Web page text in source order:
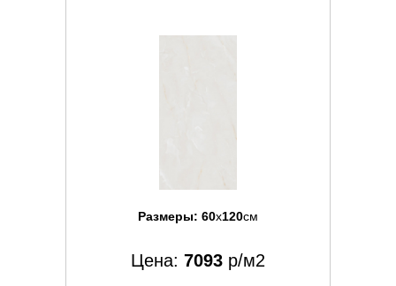
Размеры: 60x120см
Цена: 7093 р/м2